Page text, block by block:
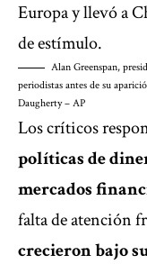
Europa y llevó a
de estímulo.
Alan Greenspan,
periodistas antes de su
Daugherty – AP
Los críticos
políticas de
mercados
falta de atención
crecieron bajo